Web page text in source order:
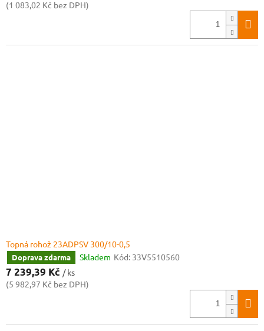
(1 083,02 Kč bez DPH)
Topná rohož 23ADPSV 300/10-0,5
Doprava zdarma Skladem Kód: 33V5510560
7 239,39 Kč / ks
(5 982,97 Kč bez DPH)